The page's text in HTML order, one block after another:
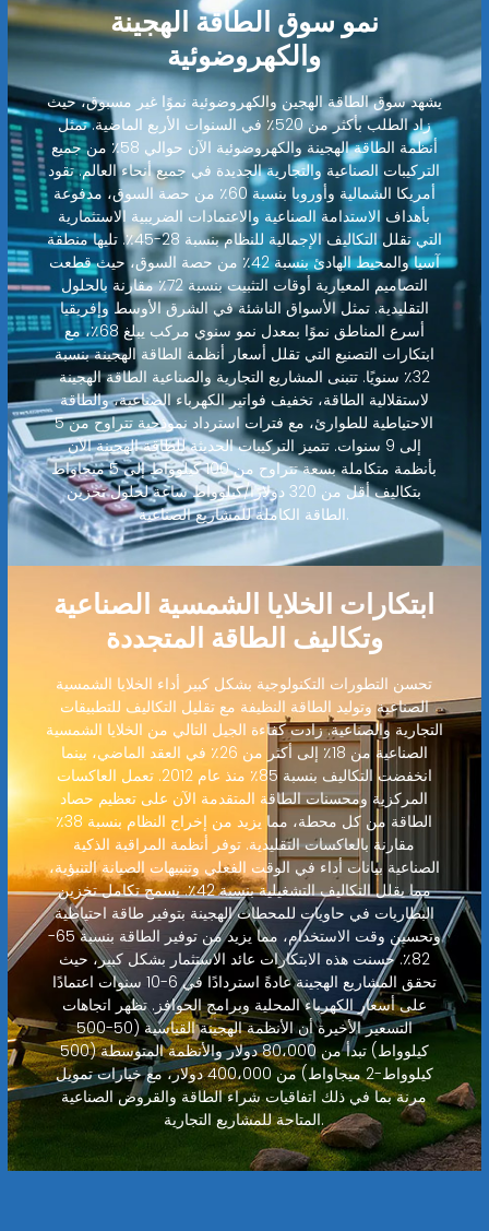
نمو سوق الطاقة الهجينة
والكهروضوئية
يشهد سوق الطاقة الهجين والكهروضوئية نموًا غير مسبوق، حيث
زاد الطلب بأكثر من 520٪ في السنوات الأربع الماضية. تمثل
أنظمة الطاقة الهجينة والكهروضوئية الآن حوالي 58٪ من جميع
التركيبات الصناعية والتجارية الجديدة في جميع أنحاء العالم. تقود
أمريكا الشمالية وأوروبا بنسبة 60٪ من حصة السوق، مدفوعة
بأهداف الاستدامة الصناعية والاعتمادات الضريبية الاستثمارية
التي تقلل التكاليف الإجمالية للنظام بنسبة 28-45٪. تليها منطقة
آسيا والمحيط الهادئ بنسبة 42٪ من حصة السوق، حيث قطعت
التصاميم المعيارية أوقات التثبيت بنسبة 72٪ مقارنة بالحلول
التقليدية. تمثل الأسواق الناشئة في الشرق الأوسط وإفريقيا
أسرع المناطق نموًا بمعدل نمو سنوي مركب يبلغ 68٪، مع
ابتكارات التصنيع التي تقلل أسعار أنظمة الطاقة الهجينة بنسبة
32٪ سنويًا. تتبنى المشاريع التجارية والصناعية الطاقة الهجينة
لاستقلالية الطاقة، تخفيف فواتير الكهرباء الصناعية، والطاقة
الاحتياطية للطوارئ، مع فترات استرداد نموذجية تتراوح من 5
إلى 9 سنوات. تتميز التركيبات الحديثة للطاقة الهجينة الآن
بأنظمة متكاملة بسعة تتراوح من 100 كيلوواط إلى 5 ميجاواط
بتكاليف أقل من 320 دولارًا/كيلوواط ساعة لحلول تخزين
الطاقة الكاملة للمشاريع الصناعية.
ابتكارات الخلايا الشمسية الصناعية
وتكاليف الطاقة المتجددة
تحسن التطورات التكنولوجية بشكل كبير أداء الخلايا الشمسية
الصناعية وتوليد الطاقة النظيفة مع تقليل التكاليف للتطبيقات
التجارية والصناعية. زادت كفاءة الجيل التالي من الخلايا الشمسية
الصناعية من 18٪ إلى أكثر من 26٪ في العقد الماضي، بينما
انخفضت التكاليف بنسبة 85٪ منذ عام 2012. تعمل العاكسات
المركزية ومحسنات الطاقة المتقدمة الآن على تعظيم حصاد
الطاقة من كل محطة، مما يزيد من إخراج النظام بنسبة 38٪
مقارنة بالعاكسات التقليدية. توفر أنظمة المراقبة الذكية
الصناعية بيانات أداء في الوقت الفعلي وتنبيهات الصيانة التنبؤية،
مما يقلل التكاليف التشغيلية بنسبة 42٪. يسمح تكامل تخزين
البطاريات في حاويات للمحطات الهجينة بتوفير طاقة احتياطية
وتحسين وقت الاستخدام، مما يزيد من توفير الطاقة بنسبة 65-
82٪. حسنت هذه الابتكارات عائد الاستثمار بشكل كبير، حيث
تحقق المشاريع الهجينة عادةً استردادًا في 6-10 سنوات اعتمادًا
على أسعار الكهرباء المحلية وبرامج الحوافز. تظهر اتجاهات
التسعير الأخيرة أن الأنظمة الهجينة القياسية (50-500
كيلوواط) تبدأ من 80،000 دولار والأنظمة المتوسطة (500
كيلوواط-2 ميجاواط) من 400،000 دولار، مع خيارات تمويل
مرنة بما في ذلك اتفاقيات شراء الطاقة والقروض الصناعية
المتاحة للمشاريع التجارية.